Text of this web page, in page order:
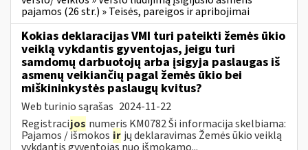
pajamos (26 str.) » Teisės, pareigos ir apribojimai
Kokias deklaracijas VMI turi pateikti žemės ūkio
veiklą vykdantis gyventojas, jeigu turi
samdomų darbuotojų arba įsigyja paslaugas iš
asmenų veikiančių pagal žemės ūkio bei
miškininkystės paslaugų kvitus?
Web turinio sąrašas 2024-11-22
Registracijos numeris KM0782 Ši informacija skelbiama:
Pajamos / išmokos ir jų deklaravimas Žemės ūkio veiklą
vykdantis gyventojas nuo išmokamo...